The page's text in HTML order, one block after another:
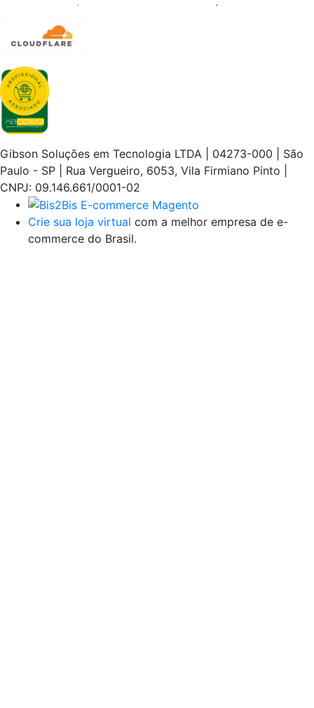
Gibson Soluções em Tecnologia LTDA | 04273-000 | São
Paulo - SP | Rua Vergueiro, 6053, Vila Firmiano Pinto |
CNPJ: 09.146.661/0001-02
Crie sua loja virtual com a melhor empresa de e-
commerce do Brasil.